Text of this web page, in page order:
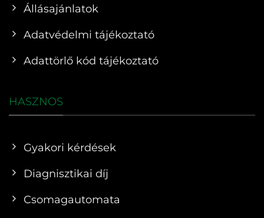
Állásajánlatok
Adatvédelmi tájékoztató
Adattörlő kód tájékoztató
HASZNOS
Gyakori kérdések
Diagnisztikai díj
Csomagautomata